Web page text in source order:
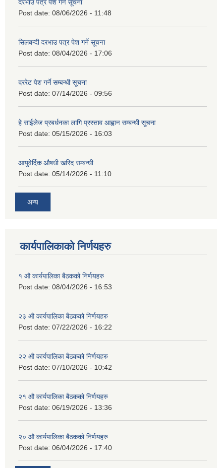
दरभाउ पत्र पेश गर्ने सूचना
Post date: 08/06/2026 - 11:48
सिलबन्दी दरभाउ पत्र पेश गर्ने सूचना
Post date: 08/04/2026 - 17:06
दररेट पेश गर्ने सम्बन्धी सूचना
Post date: 07/14/2026 - 09:56
हे साईलेज प्रबर्धनका लागि प्रस्ताव आह्वान सम्बन्धी सूचना
Post date: 05/15/2026 - 16:03
आयुवेर्दिक औषधी खरिद सम्बन्धी
Post date: 05/14/2026 - 11:10
अन्य
कार्यपालिकाको निर्णयहरु
१ औ कार्यपालिका बैठकको निर्णयहरु
Post date: 08/04/2026 - 16:53
२३ औ कार्यपालिका बैठकको निर्णयहरु
Post date: 07/22/2026 - 16:22
२२ औ कार्यपालिका बैठकको निर्णयहरु
Post date: 07/10/2026 - 10:42
२१ औ कार्यपालिका बैठकको निर्णयहरु
Post date: 06/19/2026 - 13:36
२० औ कार्यपालिका बैठकको निर्णयहरु
Post date: 06/04/2026 - 17:40